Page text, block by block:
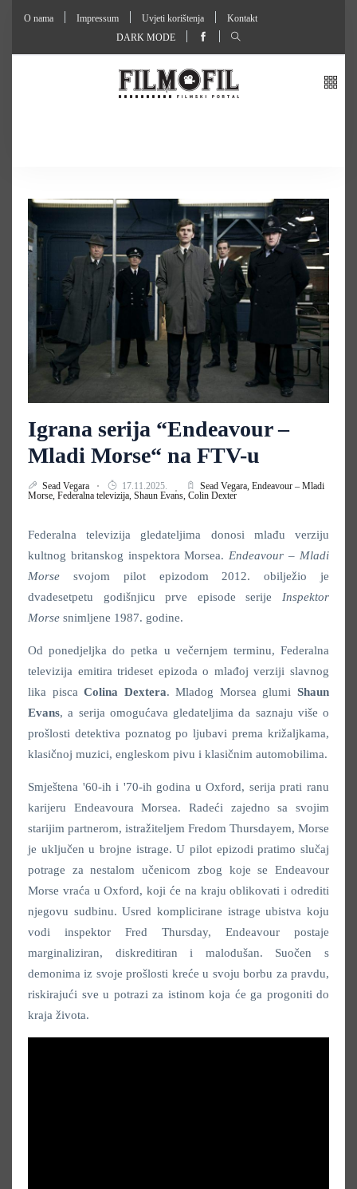
O nama Impressum Uvjeti korištenja
Kontakt
DARK MODE
Igrana serija “Endeavour –
Mladi Morse“ na FTV-u
Sead Vegara 17.11.2025. Sead Vegara, Endeavour – Mladi
Morse, Federalna televizija, Shaun Evans, Colin Dexter
Federalna televizija gledateljima donosi mlađu verziju
kultnog britanskog inspektora Morsea. Endeavour – Mladi
Morse svojom pilot epizodom 2012. obilježio je
dvadesetpetu godišnjicu prve episode serije Inspektor
Morse snimljene 1987. godine.
Od ponedjeljka do petka u večernjem terminu, Federalna
televizija emitira trideset epizoda o mlađoj verziji slavnog
lika piscaColina Dextera. Mladog Morsea glumiShaun
Evans, a serija omogućava gledateljima da saznaju više o
prošlosti detektiva poznatog po ljubavi prema križaljkama,
klasičnoj muzici, engleskom pivu i klasičnim automobilima.
Smještena '60-ih i '70-ih godina u Oxford, serija prati ranu
karijeru Endeavoura Morsea. Radeći zajedno sa svojim
starijim partnerom, istražiteljem Fredom Thursdayem, Morse
je uključen u brojne istrage. U pilot epizodi pratimo slučaj
potrage za nestalom učenicom zbog koje se Endeavour
Morse vraća u Oxford, koji će na kraju oblikovati i odrediti
njegovu sudbinu. Usred komplicirane istrage ubistva koju
vodi inspektor Fred Thursday, Endeavour postaje
marginaliziran, diskreditiran i malodušan. Suočen s
demonima iz svoje prošlosti kreće u svoju borbu za pravdu,
riskirajući sve u potrazi za istinom koja će ga progoniti do
kraja života.